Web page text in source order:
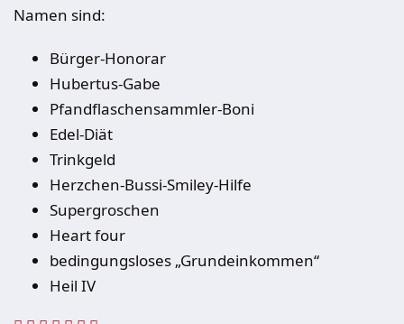
Namen sind:
Bürger-Honorar
Hubertus-Gabe
Pfandflaschensammler-Boni
Edel-Diät
Trinkgeld
Herzchen-Bussi-Smiley-Hilfe
Supergroschen
Heart four
bedingungsloses „Grundeinkommen“
Heil IV